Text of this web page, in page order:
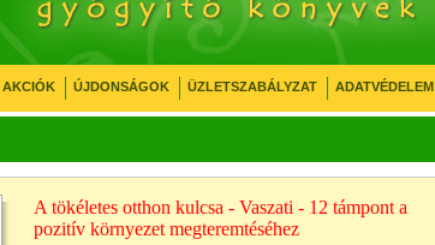
AKCIÓK ÚJDONSÁGOK ÜZLETSZABÁLYZAT ADATVÉDELEM
A tökéletes otthon kulcsa - Vaszati - 12 támpont a
pozitív környezet megteremtéséhez